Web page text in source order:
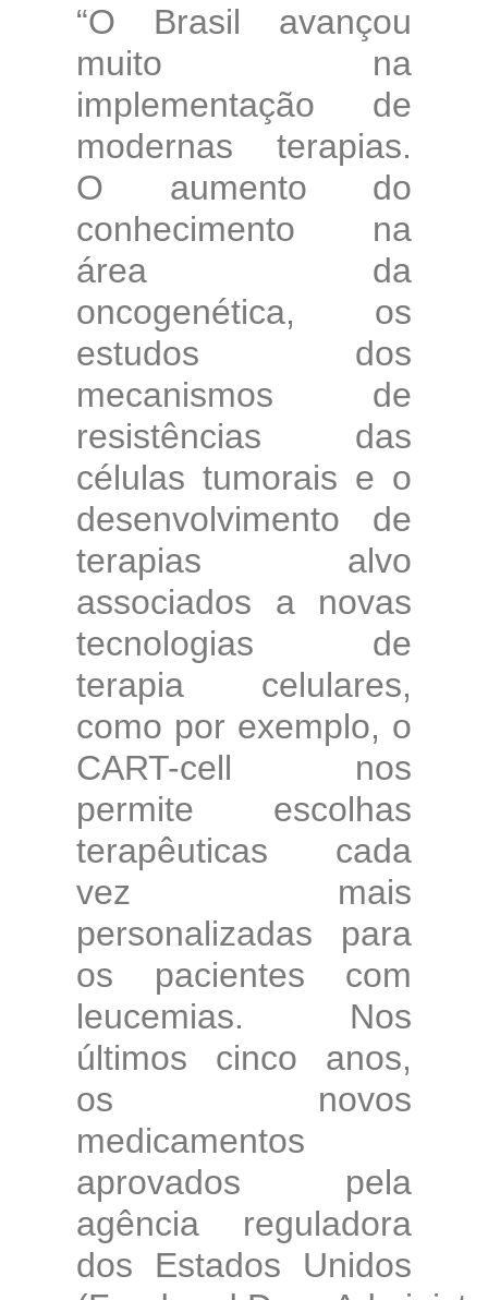
“O Brasil avançou
muito na
implementação de
modernas terapias.
O aumento do
conhecimento na
área da
oncogenética, os
estudos dos
mecanismos de
resistências das
células tumorais e o
desenvolvimento de
terapias alvo
associados a novas
tecnologias de
terapia celulares,
como por exemplo, o
CART-cell nos
permite escolhas
terapêuticas cada
vez mais
personalizadas para
os pacientes com
leucemias. Nos
últimos cinco anos,
os novos
medicamentos
aprovados pela
agência reguladora
dos Estados Unidos